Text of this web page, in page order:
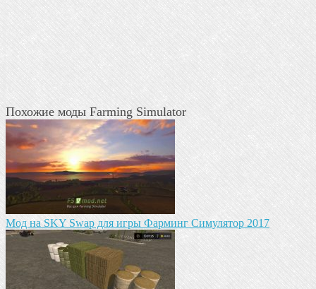
Похожие моды Farming Simulator
Мод на SKY Swap для игры Фарминг Симулятор 2017